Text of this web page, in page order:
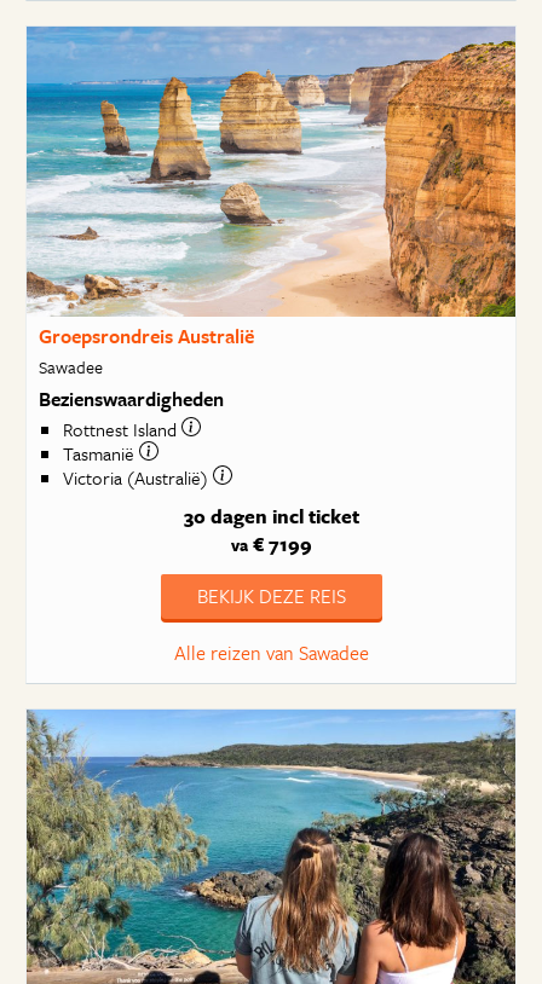
Groepsrondreis Australië
Sawadee
Bezienswaardigheden
Rottnest Island
Tasmanië
Victoria (Australië)
30 dagen incl ticket
va€ 7199
BEKIJK DEZE REIS
Alle reizen van Sawadee